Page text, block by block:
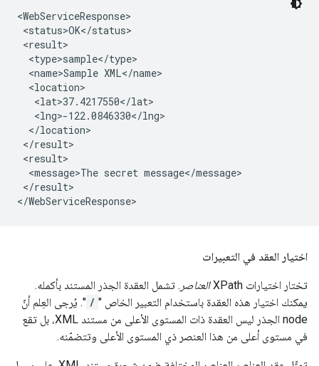
<WebServiceResponse>
<status>OK</status>
<result>
  <type>sample</type>
  <name>Sample XML</name>
  <location>
   <lat>37.4217550</lat>
   <lng>-122.0846330</lng>
  </location>
</result>
<result>
  <message>The secret message</message>
</result>
اختيار العقد في التعبيرات
تختار اختيارات XPath العناصر . تشمل العقدة الجذر المستند بأكمله.
يمكنك اختيار هذه العقدة باستخدام التعبير الخاص " / ". يُرجى العِلم أنّ
node الجذر ليس العقدة ذات المستوى الأعلى من مستند XML، بل تقع
في مستوى أعلى من هذا العنصر ذي المستوى الأعلى وتتضمّنه.